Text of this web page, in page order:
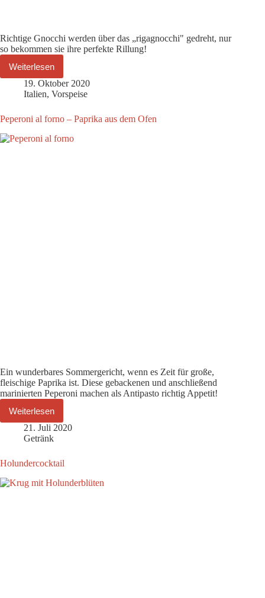
Richtige Gnocchi werden über das „rigagnocchi" gedreht, nur
so bekommen sie ihre perfekte Rillung!
Weiterlesen
19. Oktober 2020
Italien, Vorspeise
Peperoni al forno – Paprika aus dem Ofen
Ein wunderbares Sommergericht, wenn es Zeit für große,
fleischige Paprika ist. Diese gebackenen und anschließend
marinierten Peperoni machen als Antipasto richtig Appetit!
Weiterlesen
21. Juli 2020
Getränk
Holundercocktail